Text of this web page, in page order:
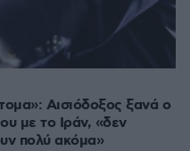
Αισιόδοξος ξανά ο
με το Ιράν, «δεν
πολύ ακόμα»